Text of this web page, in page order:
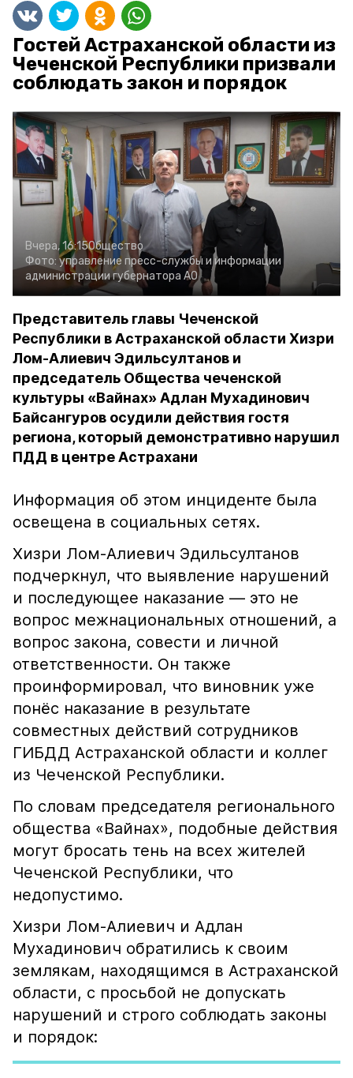
Гостей Астраханской области из
Чеченской Республики призвали
соблюдать закон и порядок
Вчера, 16:15Общество
Фото: управление пресс-службы и информации
администрации губернатора АО
Представитель главы Чеченской
Республики в Астраханской области Хизри
Лом-Алиевич Эдильсултанов и
председатель Общества чеченской
культуры «Вайнах» Адлан Мухадинович
Байсангуров осудили действия гостя
региона, который демонстративно нарушил
ПДД в центре Астрахани
Информация об этом инциденте была
освещена в социальных сетях.
Хизри Лом-Алиевич Эдильсултанов
подчеркнул, что выявление нарушений
и последующее наказание — это не
вопрос межнациональных отношений, а
вопрос закона, совести и личной
ответственности. Он также
проинформировал, что виновник уже
понёс наказание в результате
совместных действий сотрудников
ГИБДД Астраханской области и коллег
из Чеченской Республики.
По словам председателя регионального
общества «Вайнах», подобные действия
могут бросать тень на всех жителей
Чеченской Республики, что
недопустимо.
Хизри Лом-Алиевич и Адлан
Мухадинович обратились к своим
землякам, находящимся в Астраханской
области, с просьбой не допускать
нарушений и строго соблюдать законы
и порядок: